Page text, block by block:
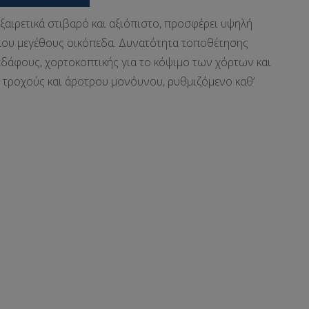
στιβαρό και αξιόπιστο, προσφέρει υψηλή
μεγέθους οικόπεδα. Δυνατότητα τοποθέτησης
χορτοκοπτικής για το κόψιμο των χόρτων και
και άροτρου μονόυνου, ρυθμιζόμενο καθ’